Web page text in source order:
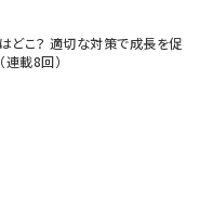
どこ？ 適切な対策で成長を促
載8回）